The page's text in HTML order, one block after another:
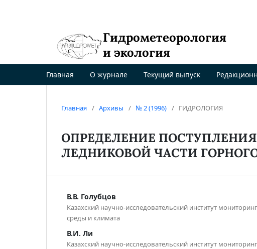
Гидрометеорология
и экология
Главная О журнале Текущий выпуск
Главная / Архивы / № 2 (1996) / ГИДРОЛОГИЯ
ОПРЕДЕЛЕНИЕ
ЛЕДНИКОВОЙ ЧАСТИ
В.В. Голубцов
Казахский научно-исследовательский институт
среды и климата
В.И. Ли
Казахский научно-исследовательский институт